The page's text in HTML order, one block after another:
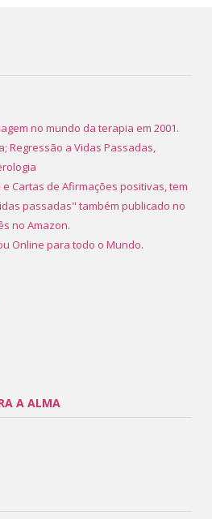
no mundo da terapia em 2001.
Regressão a Vidas Passadas,
Cartas de Afirmações positivas, tem
passadas" também publicado no
no Amazon.
Online para todo o Mundo.
A ALMA